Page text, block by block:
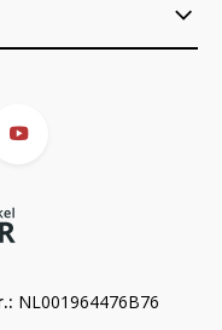
NL001964476B76